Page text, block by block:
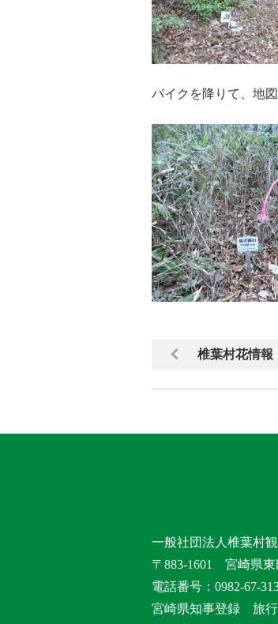
バイクを降りて、地
椎葉村花情
一般社団法人椎葉村
〒883-1601 宮崎県東
電話番号：0982-67-
宮崎県知事登録 旅行